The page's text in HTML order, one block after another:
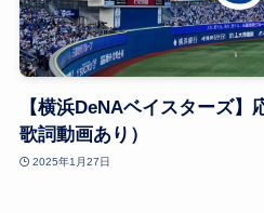
【横浜DeNAベイスターズ
歌詞動画あり）
2025年1月27日